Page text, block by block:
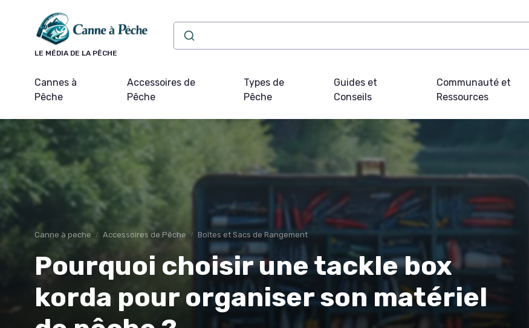
LE MÉDIA DE LA PÊCHE
Cannes à
Pêche
Accessoires de
Pêche
Types de
Pêche
Guides et
Conseils
Communauté et
Ressources
Canne à peche Accessoires de Pêche Boîtes et Sacs de Rangement
Pourquoi choisir une tackle box
korda pour organiser son matériel